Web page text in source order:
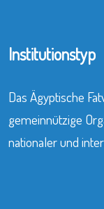
Institutionstyp
Das Ägyptische
gemeinnützige
nationaler und